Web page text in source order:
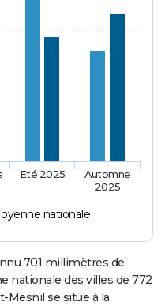
nationale
Eté 2025
Automne
2025
701 millimètres de
nationale des villes de 772
se situe à la